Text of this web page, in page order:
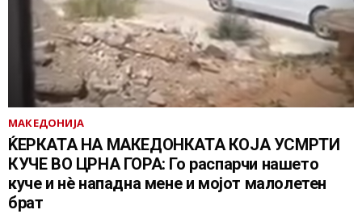
МАКЕДОНИЈА
ЌЕРКАТА НА МАКЕДОНКАТА КОЈА УСМРТИ
КУЧЕ ВО ЦРНА ГОРА: Го распарчи нашето
куче и нè нападна мене и мојот малолетен
брат